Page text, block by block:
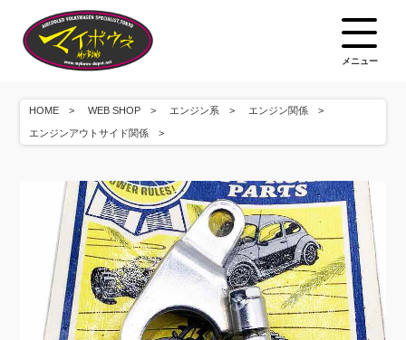
メニュー
HOME WEB SHOP エンジン系 エンジン関係
エンジンアウトサイド関係